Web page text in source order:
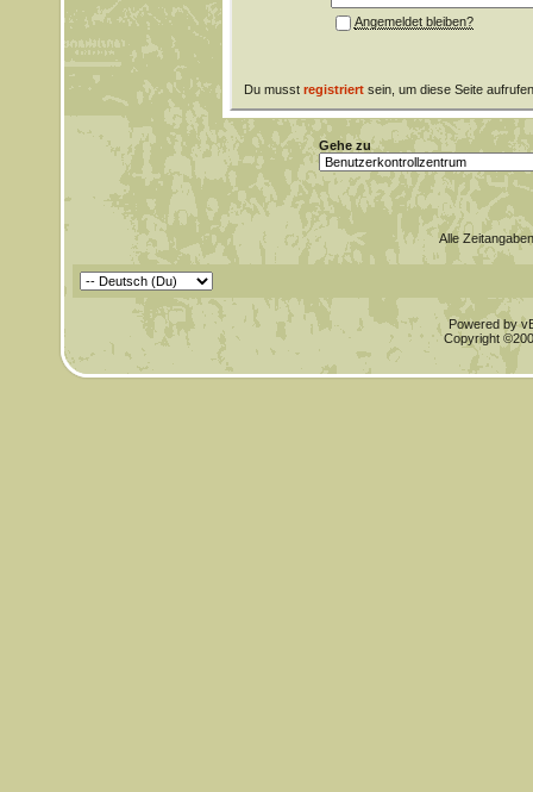
Angemeldet bleiben?
Du musst registriertsein, um diese Seite
Gehe zu
Alle
Powered by
Copyright